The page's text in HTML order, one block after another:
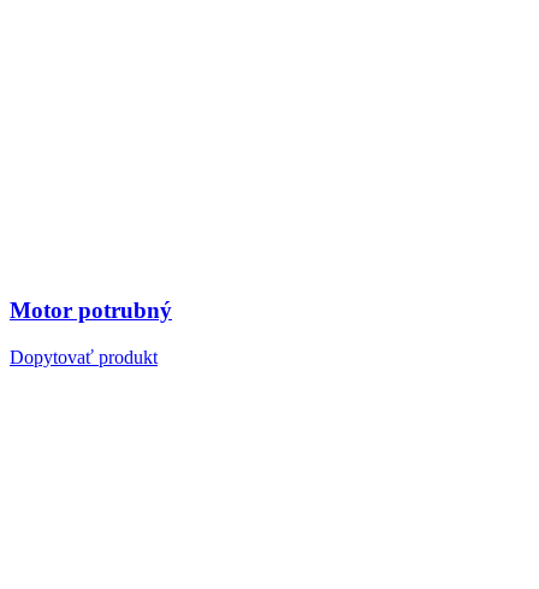
Motor potrubný
Dopytovať produkt